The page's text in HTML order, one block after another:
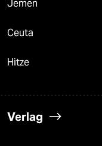
Jemen
Ceuta
Hitze
Verlag